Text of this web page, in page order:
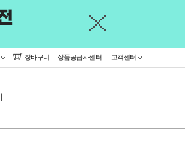
장바구니 상품공급사센터 고객센터